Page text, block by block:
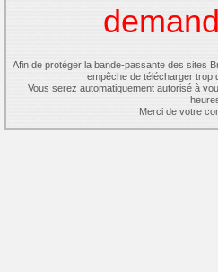
Afin de protéger la bande-passante des sites
empêche de télécharger trop
Vous serez automatiquement autorisé à
Merci de votre